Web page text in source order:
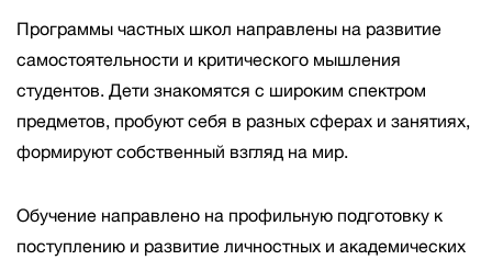
Программы частных школ направлены на развитие
самостоятельности и критического мышления
студентов. Дети знакомятся с широким спектром
предметов, пробуют себя в разных сферах и занятиях,
формируют собственный взгляд на мир.
Обучение направлено на профильную подготовку к
поступлению и развитие личностных и академических